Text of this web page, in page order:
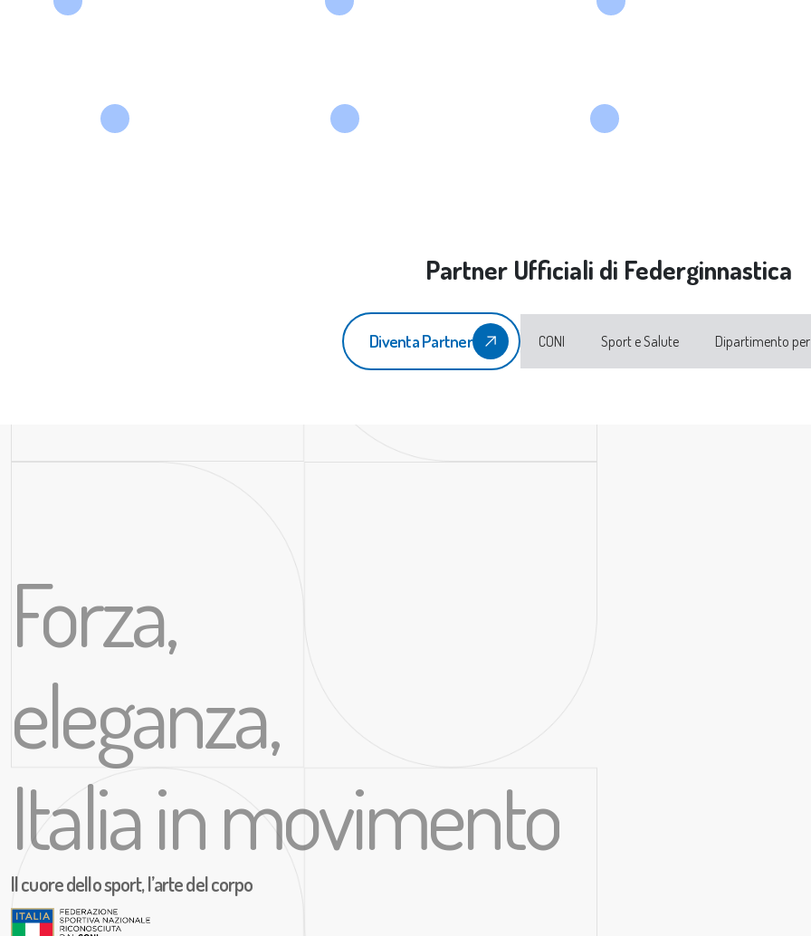
Partner Ufficiali di Federginnastica
Diventa Partner CONI Sport e Salute Dipartimento
Forza,
eleganza,
Italia in movimento
Il cuore dello sport, l’arte del corpo